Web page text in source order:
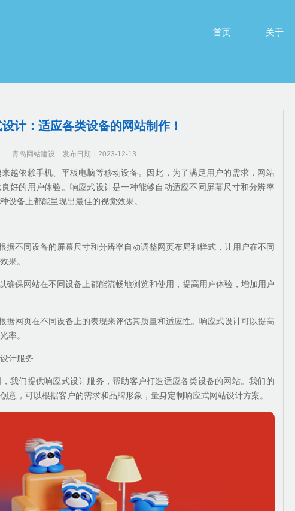
首页
关于
设计：适应各类设备的网站制作！
青岛网站建设 发布日期：2023-12-13
越依赖手机、平板电脑等移动设备。因此，为了满足用户的需求，网站
好的用户体验。响应式设计是一种能够自动适应不同屏幕尺寸和分辨率
设备上都能呈现出最佳的视觉效果。
据不同设备的屏幕尺寸和分辨率自动调整网页布局和样式，让用户在不同
果。
确保网站在不同设备上都能流畅地浏览和使用，提高用户体验，增加用户
据网页在不同设备上的表现来评估其质量和适应性。响应式设计可以提高
率。
计服务
我们提供响应式设计服务，帮助客户打造适应各类设备的网站。我们的
意，可以根据客户的需求和品牌形象，量身定制响应式网站设计方案。